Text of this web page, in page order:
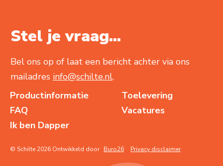
Stel je vraag...
Bel ons op of laat een bericht achter via ons
mailadres info@schilte.nl.
Productinformatie
Toelevering
FAQ
Vacatures
Ik ben Dapper
© Schilte 2026 Ontwikkeld door Buro26 Privacy disclaimer